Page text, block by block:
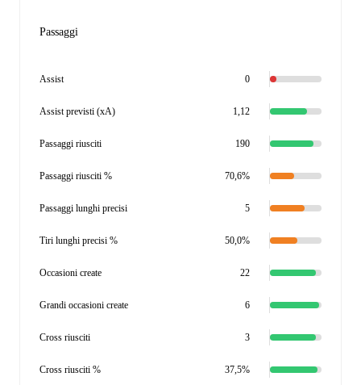
Passaggi
Assist 0
Assist previsti (xA) 1,12
Passaggi riusciti 190
Passaggi riusciti % 70,6%
Passaggi lunghi precisi 5
Tiri lunghi precisi % 50,0%
Occasioni create 22
Grandi occasioni create 6
Cross riusciti 3
Cross riusciti % 37,5%